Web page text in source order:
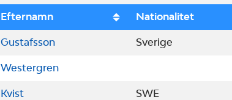
Efternamn Nationalitet
Gustafsson Sverige
Westergren
Kvist SWE